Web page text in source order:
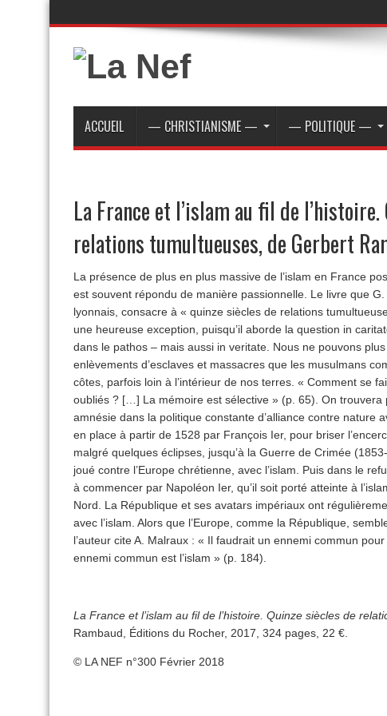
ACCUEIL — CHRISTIANISME — — POLITIQUE —
La France et l’islam au fil de l’histoire.
relations tumultueuses, de Gerbert
La présence de plus en plus massive de l’islam en France
est souvent répondu de manière passionnelle. Le livre que
lyonnais, consacre à « quinze siècles de relations
une heureuse exception, puisqu’il aborde la question in
dans le pathos – mais aussi in veritate. Nous ne pouvons
enlèvements d’esclaves et massacres que les musulmans
côtes, parfois loin à l’intérieur de nos terres. « Comment se
oubliés ? […] La mémoire est sélective » (p. 65). On trouvera
amnésie dans la politique constante d’alliance contre nature
en place à partir de 1528 par François Ier, pour briser
malgré quelques éclipses, jusqu’à la Guerre de Crimée
joué contre l’Europe chrétienne, avec l’islam. Puis dans le
à commencer par Napoléon Ier, qu’il soit porté atteinte à
Nord. La République et ses avatars impériaux ont
avec l’islam. Alors que l’Europe, comme la République,
l’auteur cite A. Malraux : « Il faudrait un ennemi commun pour
ennemi commun est l’islam » (p. 184).
La France et l’islam au fil de l’histoire. Quinze siècles de
Rambaud, Éditions du Rocher, 2017, 324 pages, 22 €.
© LA NEF n°300 Février 2018